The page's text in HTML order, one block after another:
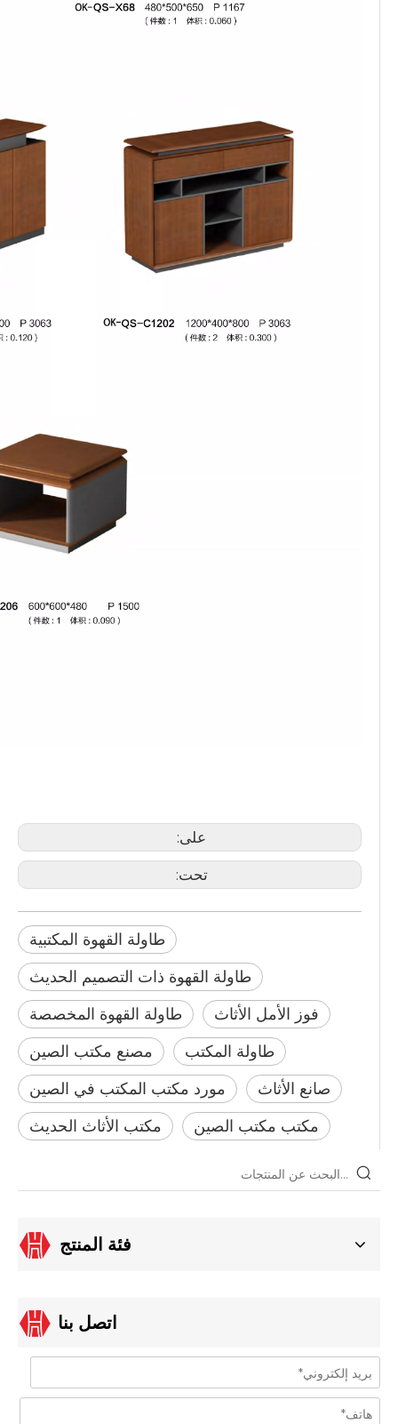
على:
تحت:
طاولة القهوة المكتبية
طاولة القهوة ذات التصميم الحديث
طاولة القهوة المخصصة
فوز الأمل الأثاث
مصنع مكتب الصين
طاولة المكتب
مورد مكتب المكتب في الصين
صانع الأثاث
مكتب الأثاث الحديث
مكتب مكتب الصين
فئة المنتج
اتصل بنا